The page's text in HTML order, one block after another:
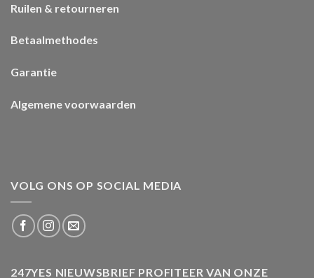
Ruilen & retourneren
Betaalmethodes
Garantie
Algemene voorwaarden
VOLG ONS OP SOCIAL MEDIA
247YES NIEUWSBRIEF PROFITEER VAN ONZE